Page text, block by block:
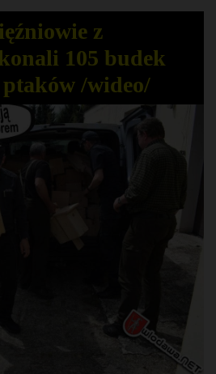
z
105 budek
/wideo/